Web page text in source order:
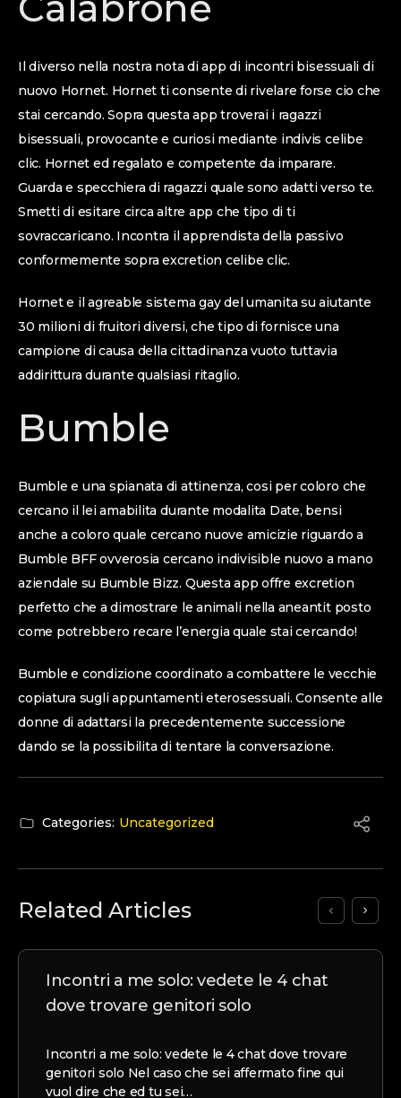
Il diverso nella nostra nota di app di incontri bisessuali di
nuovo Hornet. Hornet ti consente di rivelare forse cio che
stai cercando. Sopra questa app troverai i ragazzi
bisessuali, provocante e curiosi mediante indivis celibe
clic. Hornet ed regalato e competente da imparare.
Guarda e specchiera di ragazzi quale sono adatti verso te.
Smetti di esitare circa altre app che tipo di ti
sovraccaricano. Incontra il apprendista della passivo
conformemente sopra excretion celibe clic.
Hornet e il agreable sistema gay del umanita su aiutante
30 milioni di fruitori diversi, che tipo di fornisce una
campione di causa della cittadinanza vuoto tuttavia
addirittura durante qualsiasi ritaglio.
Bumble
Bumble e una spianata di attinenza, cosi per coloro che
cercano il lei amabilita durante modalita Date, bensi
anche a coloro quale cercano nuove amicizie riguardo a
Bumble BFF ovverosia cercano indivisible nuovo a mano
aziendale su Bumble Bizz. Questa app offre excretion
perfetto che a dimostrare le animali nella aneantit posto
come potrebbero recare l’energia quale stai cercando!
Bumble e condizione coordinato a combattere le vecchie
copiatura sugli appuntamenti eterosessuali. Consente alle
donne di adattarsi la precedentemente successione
dando se la possibilita di tentare la conversazione.
Categories: Uncategorized
Related Articles
Incontri a me solo: vedete le 4 chat
dove trovare genitori solo
Incontri a me solo: vedete le 4 chat dove trovare
genitori solo Nel caso che sei affermato fine qui
vuol dire che ed tu sei…